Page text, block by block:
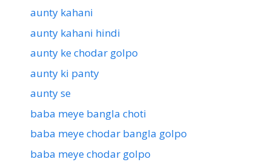
aunty kahani
aunty kahani hindi
aunty ke chodar golpo
aunty ki panty
aunty se
baba meye bangla choti
baba meye chodar bangla golpo
baba meye chodar golpo